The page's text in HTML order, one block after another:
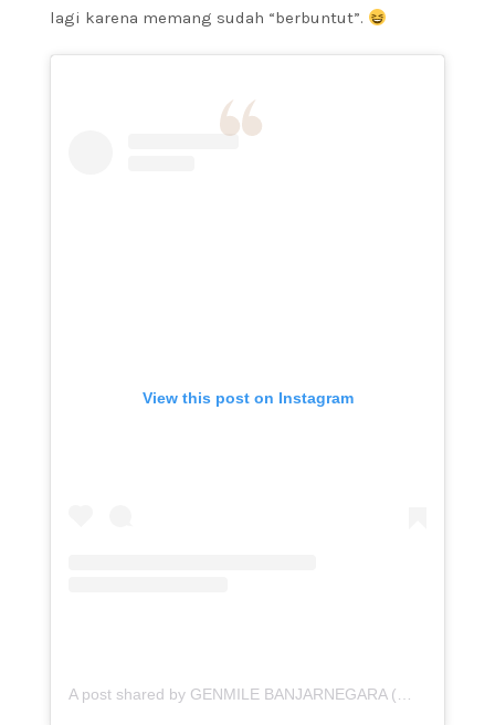
lagi karena memang sudah “berbuntut”.
View this post on Instagram